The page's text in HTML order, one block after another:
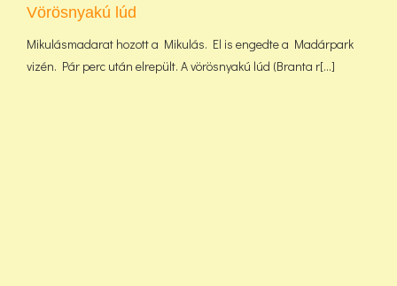
Vörösnyakú lúd
Mikulásmadarat hozott a Mikulás. El is engedte a Madárpark
vizén. Pár perc után elrepült. A vörösnyakú lúd (Branta r[...]